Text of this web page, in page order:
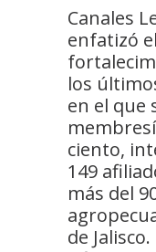
Canales
enfatizó
los
en el que
ciento,
149
más del
de Jalisco.